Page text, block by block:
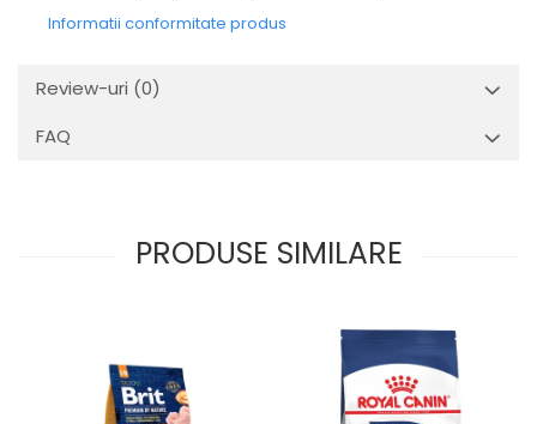
Informatii conformitate produs
Review-uri (0)
FAQ
PRODUSE SIMILARE